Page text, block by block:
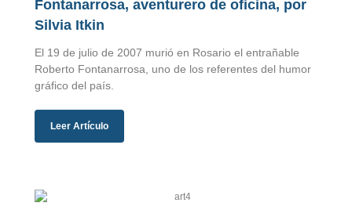
Fontanarrosa, aventurero de oficina, por
Silvia Itkin
El 19 de julio de 2007 murió en Rosario el entrañable
Roberto Fontanarrosa, uno de los referentes del humor
gráfico del país.
Leer Artículo